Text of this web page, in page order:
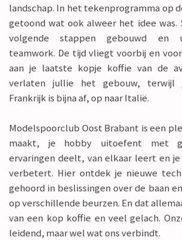
landschap. In het tekenprogramma op
getoond wat ook alweer het idee was.
volgende stappen gebouwd en
teamwork. De tijd vliegt voorbij en
aan je laatste kopje koffie van de
verlaten jullie het gebouw, terwijl
Frankrijk is bijna af, op naar Italië.
Modelspoorclub Oost Brabant is een
maakt, je hobby uitoefent met
ervaringen deelt, van elkaar leert en
verbetert. Hier ontdek je nieuwe
gehoord in beslissingen over de baan
op verschillende beurzen. En dat
van een kop koffie en veel gelach.
leidend, maar wel wat ons verbindt.